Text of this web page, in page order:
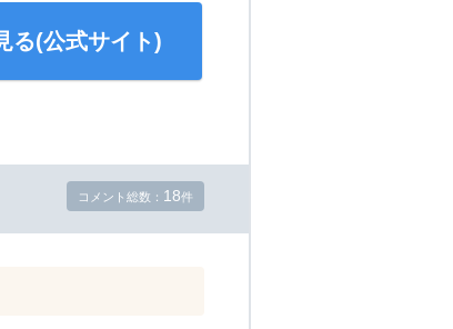
る(公式サイト)
コメント総数： 18件